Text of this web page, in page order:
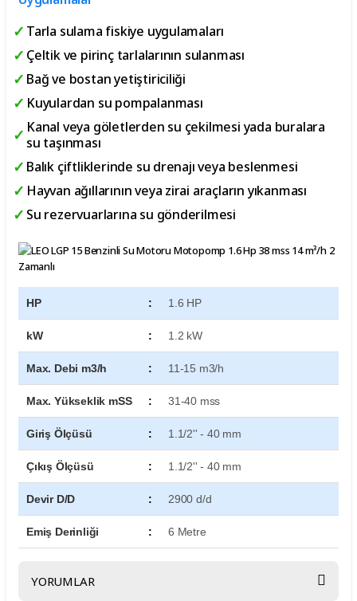
Tarla sulama fiskiye uygulamaları
Çeltik ve pirinç tarlalarının sulanması
Bağ ve bostan yetiştiriciliği
Kuyulardan su pompalanması
Kanal veya göletlerden su çekilmesi yada buralara
su taşınması
Balık çiftliklerinde su drenajı veya beslenmesi
Hayvan ağıllarının veya zirai araçların yıkanması
Su rezervuarlarına su gönderilmesi
HP : 1.6 HP
kW : 1.2 kW
Max. Debi m3/h : 11-15 m3/h
Max. Yükseklik mSS : 31-40 mss
Giriş Ölçüsü : 1.1/2'' - 40 mm
Çıkış Ölçüsü : 1.1/2'' - 40 mm
Devir D/D : 2900 d/d
Emiş Derinliği : 6 Metre
YORUMLAR